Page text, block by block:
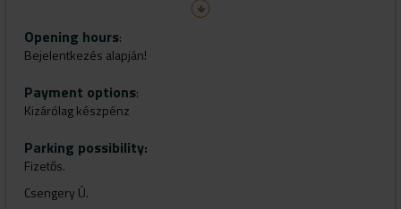
órával előtte, így a lemondás ingyenes. Amennyiben nem érkezik
előzetes értesítés, a foglalt szolgáltatás teljes árát ki kell fizetni.
Köszönjük a megértést, ezzel biztosítjuk a gördülékeny működést
és a többi vendégünk számára is elérhető időpontokat!
Opening hours:
Bejelentkezés alapján!
Payment options:
Kizárólag készpénz
Parking possibility:
Fizetős.
Csengery Ú.